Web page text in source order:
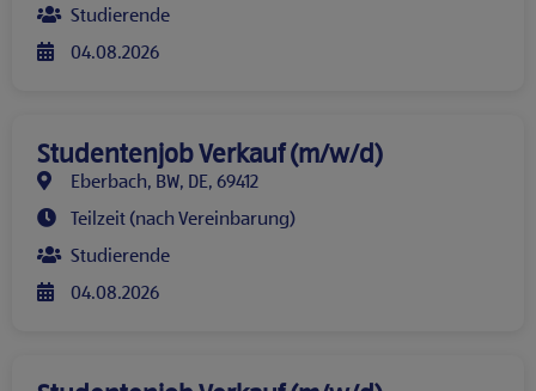
Studierende
04.08.2026
Studentenjob Verkauf (m/w/d)
Eberbach, BW, DE, 69412
Teilzeit (nach Vereinbarung)
Studierende
04.08.2026